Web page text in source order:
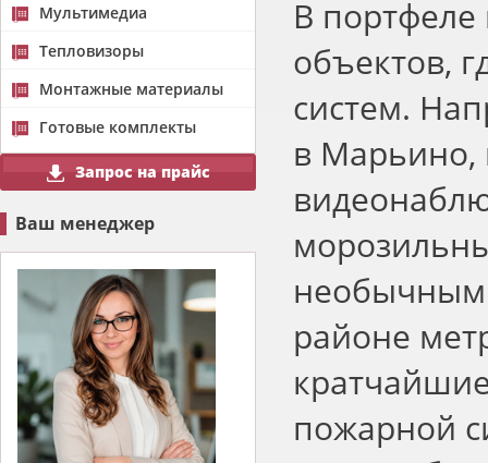
Мультимедиа
Тепловизоры
Монтажные материалы
Готовые комплекты
Запрос на прайс
Ваш менеджер
В
объектов,
систем.
в Марьино,
районе
пожарной